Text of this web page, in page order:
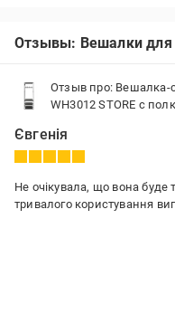
Отзывы: Вешалки для
Отзыв про: Вешалка-
WH3012 STORE с
Євгенія
Не очікувала, що вона буде
тривалого користування